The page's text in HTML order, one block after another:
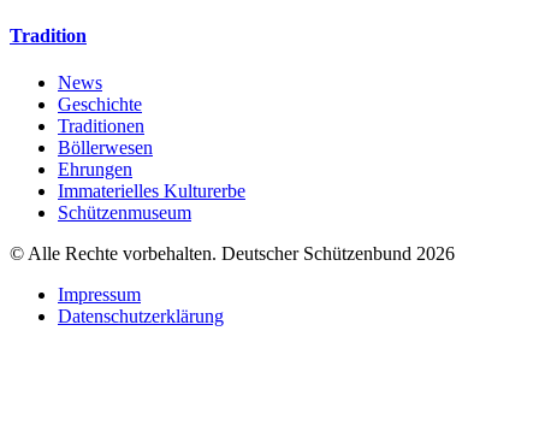
Tradition
News
Geschichte
Traditionen
Böllerwesen
Ehrungen
Immaterielles Kulturerbe
Schützenmuseum
© Alle Rechte vorbehalten. Deutscher Schützenbund 2026
Impressum
Datenschutzerklärung